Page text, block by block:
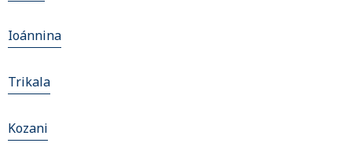
Ioánnina
Trikala
Kozani